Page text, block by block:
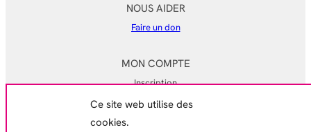
Ce site web utilise des
cookies.
NOUS AIDER
Faire un don
MON COMPTE
Inscription
Mon compte
Mes commandes